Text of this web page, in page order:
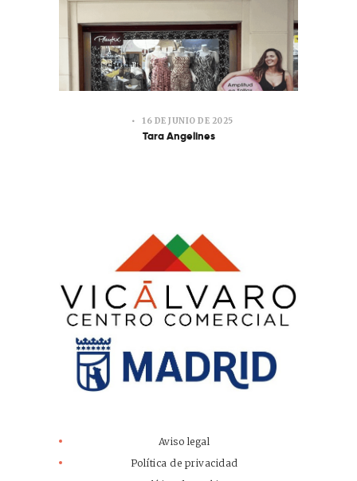
16 DE JUNIO DE 2025
Tara Angelines
Aviso legal
Política de privacidad